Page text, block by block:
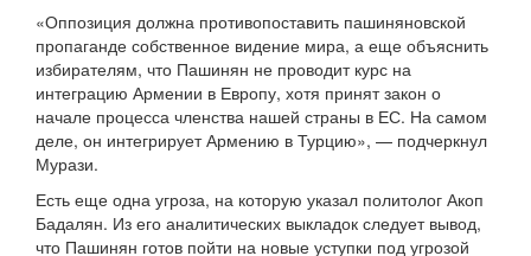
«Оппозиция должна противопоставить пашиняновской
пропаганде собственное видение мира, а еще объяснить
избирателям, что Пашинян не проводит курс на
интеграцию Армении в Европу, хотя принят закон о
начале процесса членства нашей страны в ЕС. На самом
деле, он интегрирует Армению в Турцию», — подчеркнул
Мурази.
Есть еще одна угроза, на которую указал политолог Акоп
Бадалян. Из его аналитических выкладок следует вывод,
что Пашинян готов пойти на новые уступки под угрозой